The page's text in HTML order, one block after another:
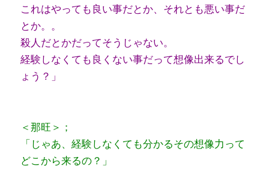
これはやっても良い事だとか、それとも悪い事だ
とか。。
殺人だとかだってそうじゃない。
経験しなくても良くない事だって想像出来るでし
ょう？」
＜那旺＞；
「じゃあ、経験しなくても分かるその想像力って
どこから来るの？」